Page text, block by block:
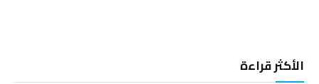
الأكثر قراءة